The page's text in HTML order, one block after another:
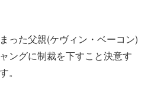
った父親(ケヴィン・ベーコン)
ングに制裁を下すこと決意す
。